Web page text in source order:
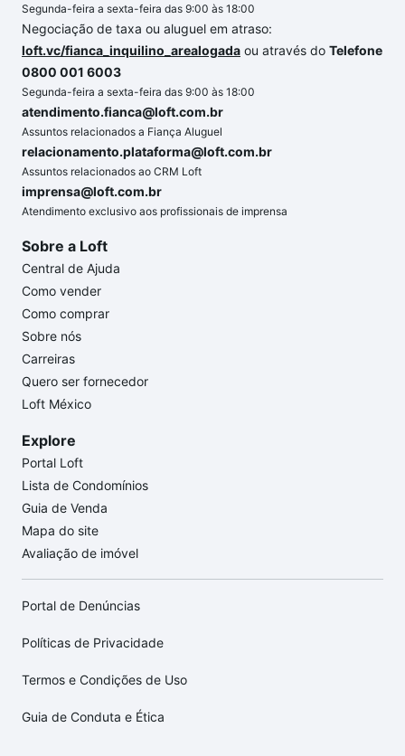
Segunda-feira a sexta-feira das 9:00 às 18:00
Negociação de taxa ou aluguel em atraso:
loft.vc/fianca_inquilino_arealogada ou através do Telefone
0800 001 6003
Segunda-feira a sexta-feira das 9:00 às 18:00
atendimento.fianca@loft.com.br
Assuntos relacionados a Fiança Aluguel
relacionamento.plataforma@loft.com.br
Assuntos relacionados ao CRM Loft
imprensa@loft.com.br
Atendimento exclusivo aos profissionais de imprensa
Sobre a Loft
Central de Ajuda
Como vender
Como comprar
Sobre nós
Carreiras
Quero ser fornecedor
Loft México
Explore
Portal Loft
Lista de Condomínios
Guia de Venda
Mapa do site
Avaliação de imóvel
Portal de Denúncias
Políticas de Privacidade
Termos e Condições de Uso
Guia de Conduta e Ética